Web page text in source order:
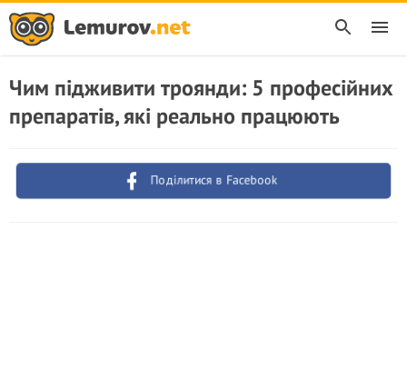
Чим підживити троянди: 5 професійних
препаратів, які реально працюють
Поділитися в Facebook